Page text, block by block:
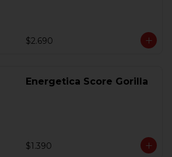
$2.690
Energetica Score Gorilla
$1.390